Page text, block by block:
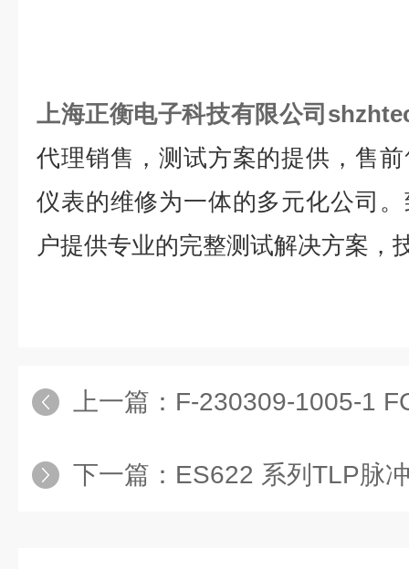
上海正衡电子科技有限公司
代理销售，测试方案的提供，售
仪表的维修为一体的多元化公司
户提供专业的完整测试解决方案，
上一篇： F-230309-1005-1
下一篇： ES622 系列TLP脉